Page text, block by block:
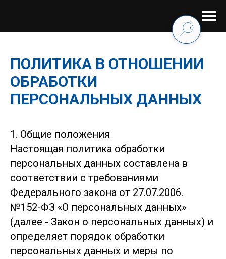
ПОЛИТИКА В ОТНОШЕНИИ
ОБРАБОТКИ
ПЕРСОНАЛЬНЫХ ДАННЫХ
1. Общие положения
Настоящая политика обработки
персональных данных составлена в
соответствии с требованиями
Федерального закона от 27.07.2006.
№152-ФЗ «О персональных данных»
(далее - Закон о персональных данных) и
определяет порядок обработки
персональных данных и меры по